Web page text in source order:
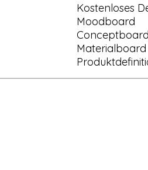
Kostenloses
Moodboard
Conceptboard
Materialboard